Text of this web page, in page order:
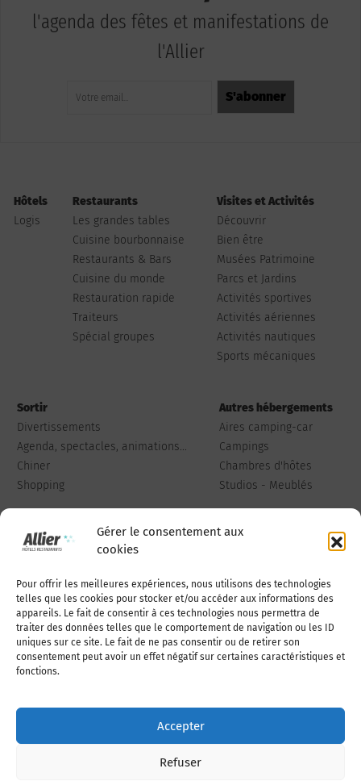
Gérer le consentement aux
cookies
Pour offrir les meilleures expériences, nous utilisons des technologies
telles que les cookies pour stocker et/ou accéder aux informations des
appareils. Le fait de consentir à ces technologies nous permettra de
traiter des données telles que le comportement de navigation ou les ID
uniques sur ce site. Le fait de ne pas consentir ou de retirer son
consentement peut avoir un effet négatif sur certaines caractéristiques et
fonctions.
Accepter
Refuser
l'agenda des fêtes et manifestations de
l'Allier
Hôtels
Logis
Restaurants
Les grandes tables
Cuisine bourbonnaise
Restaurants & Bars
Cuisine du monde
Restauration rapide
Traiteurs
Spécial groupes
Visites et Activités
Découvrir
Bien être
Musées Patrimoine
Parcs et Jardins
Activités sportives
Activités aériennes
Activités nautiques
Sports mécaniques
Sortir
Divertissements
Agenda, spectacles, animations...
Chiner
Shopping
Autres hébergements
Aires camping-car
Campings
Chambres d'hôtes
Studios - Meublés
Qui sommes-nous Publiez votre annonce
Adhérer à l’association Nous contacter
Politique de cookies (UE)